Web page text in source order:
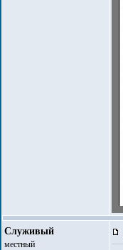
Служивый
местный